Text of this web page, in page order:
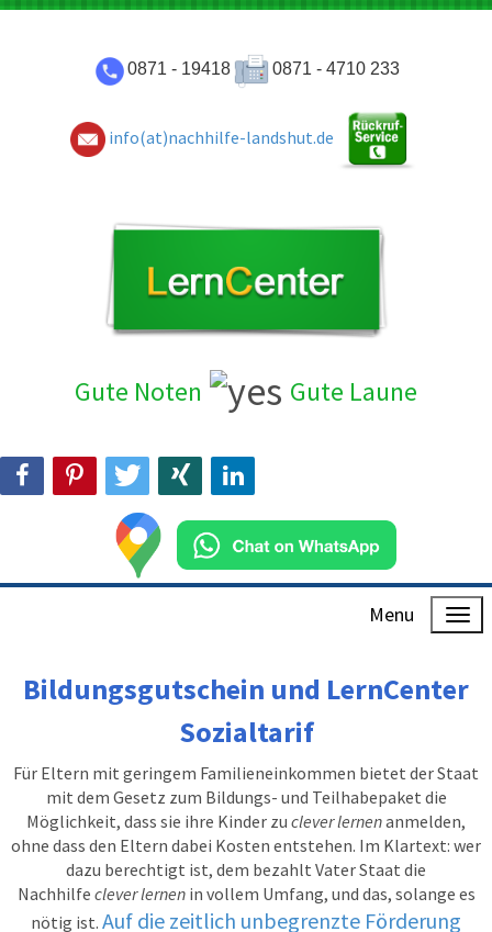
0871 - 19418 0871 - 4710 233
info(at)nachhilfe-landshut.de
Gute Noten Gute Laune
Menu
Bildungsgutschein und LernCenter
Sozialtarif
Für Eltern mit geringem Familieneinkommen bietet der Staat
mit dem Gesetz zum Bildungs- und Teilhabepaket die
Möglichkeit, dass sie ihre Kinder zu clever lernenanmelden,
ohne dass den Eltern dabei Kosten entstehen. Im Klartext: wer
dazu berechtigt ist, dem bezahlt Vater Staat die
Nachhilfe clever lernenin vollem Umfang, und das, solange es
nötig ist. Auf die zeitlich unbegrenzte Förderung